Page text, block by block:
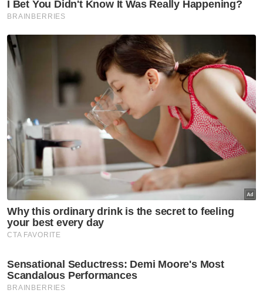
Stadium
Saliran
Artikel Disyorkan
dunia pada usia 68 tahun